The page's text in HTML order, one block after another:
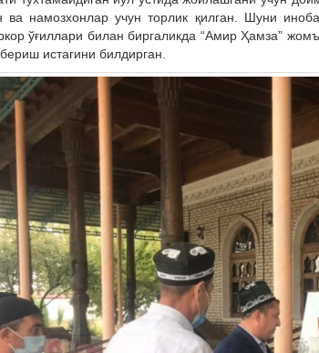
ва намозхонлар учун торлик қилган. Шуни
ўғиллари билан биргаликда “Амир Ҳамза”
истагини билдирган.